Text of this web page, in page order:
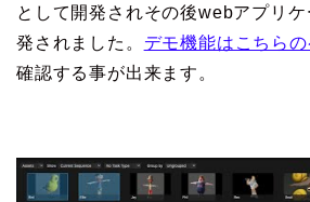
として開発されその後webアプリ
発されました。 デモ機能はこちら
確認する事が出来ます。